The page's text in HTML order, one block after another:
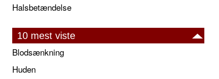
Halsbetændelse
10 mest viste
Blodsænkning
Huden